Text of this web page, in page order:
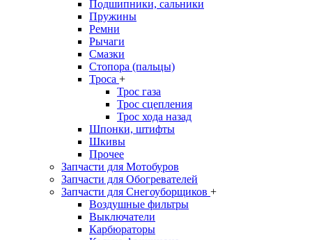
Подшипники, сальники
Пружины
Ремни
Рычаги
Смазки
Стопора (пальцы)
Троса +
Трос газа
Трос сцепления
Трос хода назад
Шпонки, штифты
Шкивы
Прочее
Запчасти для Мотобуров
Запчасти для Обогревателей
Запчасти для Снегоуборщиков +
Воздушные фильтры
Выключатели
Карбюраторы